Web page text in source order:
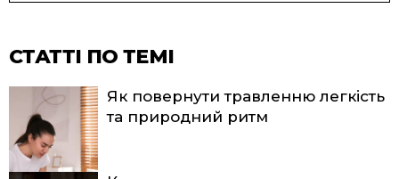
СТАТТІ ПО ТЕМІ
Як повернути травленню легкість
та природний ритм